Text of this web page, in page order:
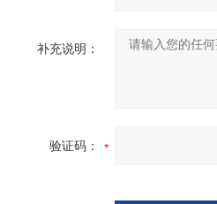
补充说明：
验证码：